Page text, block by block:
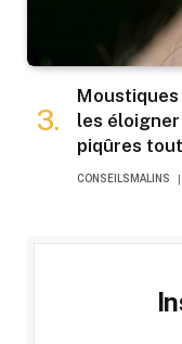
les
piqûres
CONSEILSMALINS